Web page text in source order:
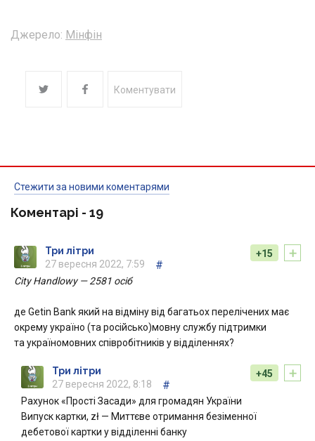
Джерело: Мінфін
Коментувати
Стежити за новими коментарями
Коментарі - 19
+
+15
Три літри
27 вересня 2022, 7:59
#
City Handlowy — 2581 осіб
де Getin Bank який на відміну від багатьох перелічених має
окрему україно (та російсько)мовну службу підтримки
та україномовних співробітників у відділеннях?
+
+45
Три літри
27 вересня 2022, 8:18
#
Рахунок «Прості Засади» для громадян України
Випуск картки, zł — Миттєве отримання безіменної
дебетової картки у відділенні банку